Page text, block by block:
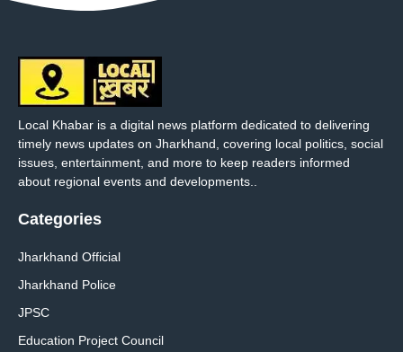
Local Khabar is a digital news platform dedicated to delivering
timely news updates on Jharkhand, covering local politics, social
issues, entertainment, and more to keep readers informed
about regional events and developments..
Categories
Jharkhand Official
Jharkhand Police
JPSC
Education Project Council